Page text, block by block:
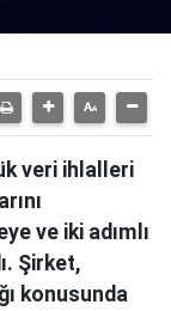
veri ihlalleri
ve iki adımlı
Şirket,
konusunda